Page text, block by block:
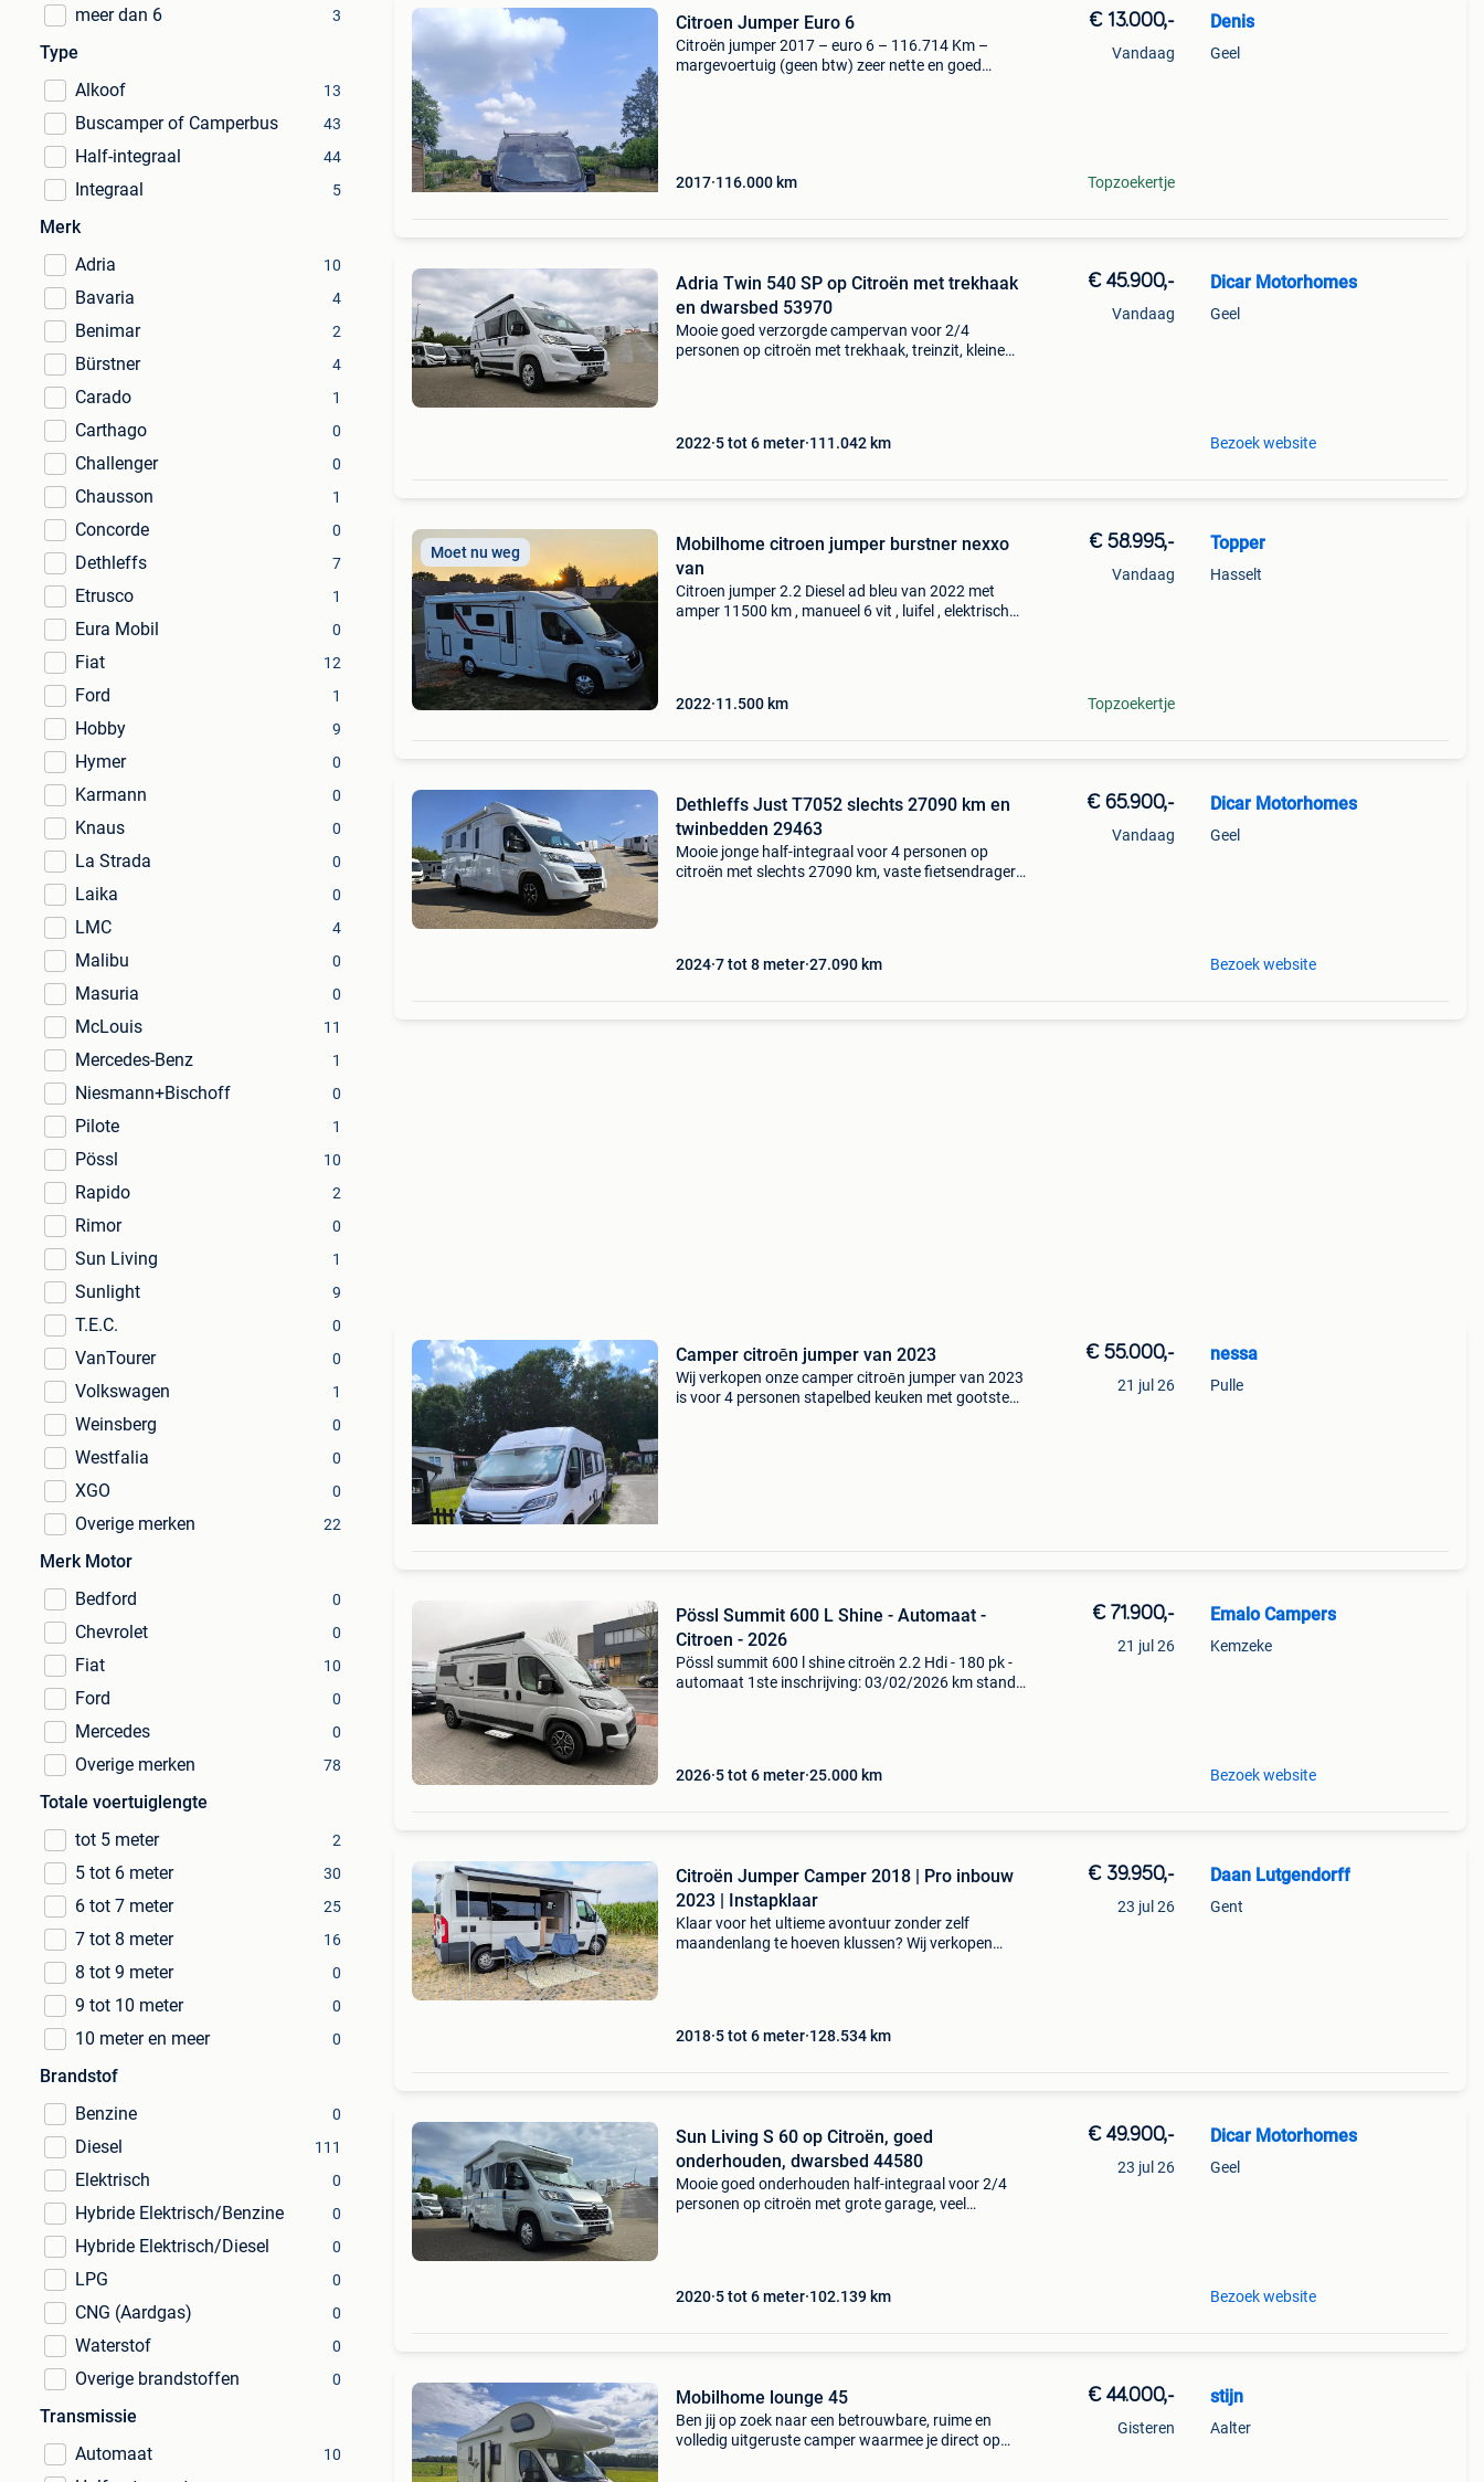
meer dan 6 3
Type
Alkoof
13
Buscamper of Camperbus 43
Half-integraal 44
Integraal 5
Merk
Adria
10
Bavaria 4
Benimar 2
Bürstner 4
Carado 1
Carthago 0
Challenger 0
Chausson 1
Concorde 0
Dethleffs 7
Etrusco 1
Eura Mobil 0
Fiat 12
Ford 1
Hobby 9
Hymer 0
Karmann 0
Knaus 0
La Strada 0
Laika 0
LMC 4
Malibu 0
Masuria 0
McLouis 11
Mercedes-Benz 1
Niesmann+Bischoff 0
Pilote 1
Pössl 10
Rapido 2
Rimor 0
Sun Living 1
Sunlight 9
T.E.C. 0
VanTourer 0
Volkswagen 1
Weinsberg 0
Westfalia 0
XGO 0
Overige merken 22
Merk Motor
Bedford
0
Chevrolet 0
Fiat 10
Ford 0
Mercedes 0
Overige merken 78
Totale voertuiglengte
tot 5 meter
2
5 tot 6 meter 30
6 tot 7 meter 25
7 tot 8 meter 16
8 tot 9 meter 0
9 tot 10 meter 0
10 meter en meer 0
Brandstof
Benzine
0
Diesel 111
Elektrisch 0
Hybride Elektrisch/Benzine 0
Hybride Elektrisch/Diesel 0
LPG 0
CNG (Aardgas) 0
Waterstof 0
Overige brandstoffen 0
Transmissie
Automaat
10
Citroen Jumper Euro 6
Citroën jumper 2017 – euro 6 – 116.714 Km –
margevoertuig (geen btw) zeer nette en goed
2017 116.000 km
€ 13.000,-
Vandaag
Topzoekertje
Denis
Geel
Adria Twin 540 SP op Citroën met trekhaak
en dwarsbed 53970
Mooie goed verzorgde campervan voor 2/4
personen op citroën met trekhaak, treinzit, kleine
2022 5 tot 6 meter 111.042 km
€ 45.900,-
Vandaag
Dicar Motorhomes
Geel
Bezoek website
Moet nu weg
Mobilhome citroen jumper burstner nexxo
van
Citroen jumper 2.2 Diesel ad bleu van 2022 met
amper 11500 km , manueel 6 vit , luifel , elektrische
2022 11.500 km
€ 58.995,-
Vandaag
Topzoekertje
Topper
Hasselt
Dethleffs Just T7052 slechts 27090 km en
twinbedden 29463
Mooie jonge half-integraal voor 4 personen op
citroën met slechts 27090 km, vaste fietsendrager
2024 7 tot 8 meter 27.090 km
€ 65.900,-
Vandaag
Dicar Motorhomes
Geel
Bezoek website
Camper citroēn jumper van 2023
Wij verkopen onze camper citroēn jumper van 2023
is voor 4 personen stapelbed keuken met gootsteen
€ 55.000,-
21 jul 26
nessa
Pulle
Pössl Summit 600 L Shine - Automaat -
Citroen - 2026
Pössl summit 600 l shine citroën 2.2 Hdi - 180 pk -
automaat 1ste inschrijving: 03/02/2026 km stand:
2026 5 tot 6 meter 25.000 km
€ 71.900,-
21 jul 26
Emalo Campers
Kemzeke
Bezoek website
Citroën Jumper Camper 2018 | Pro inbouw
2023 | Instapklaar
Klaar voor het ultieme avontuur zonder zelf
maandenlang te hoeven klussen? Wij verkopen
2018 5 tot 6 meter 128.534 km
€ 39.950,-
23 jul 26
Daan Lutgendorff
Gent
Sun Living S 60 op Citroën, goed
onderhouden, dwarsbed 44580
Mooie goed onderhouden half-integraal voor 2/4
personen op citroën met grote garage, veel
2020 5 tot 6 meter 102.139 km
€ 49.900,-
23 jul 26
Dicar Motorhomes
Geel
Bezoek website
Mobilhome lounge 45
Ben jij op zoek naar een betrouwbare, ruime en
volledig uitgeruste camper waarmee je direct op
€ 44.000,-
Gisteren
stijn
Aalter